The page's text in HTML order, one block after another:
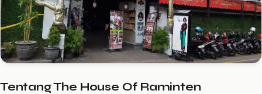
Tentang The House Of Raminten